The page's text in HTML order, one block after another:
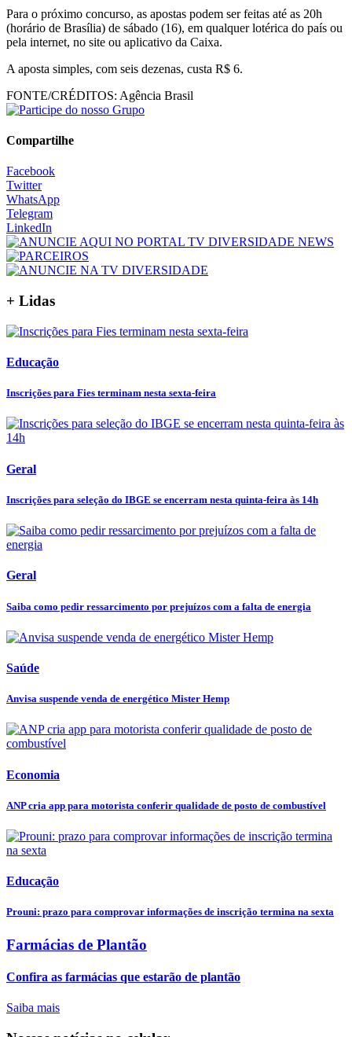
Para o próximo concurso, as apostas podem ser feitas até as 20h
(horário de Brasília) de sábado (16), em qualquer lotérica do país ou
pela internet, no site ou aplicativo da Caixa.
A aposta simples, com seis dezenas, custa R$ 6.
FONTE/CRÉDITOS: Agência Brasil
Compartilhe
Facebook
Twitter
WhatsApp
Telegram
LinkedIn
+ Lidas
Educação
Inscrições para Fies terminam nesta sexta-feira
Geral
Inscrições para seleção do IBGE se encerram nesta quinta-feira às 14h
Geral
Saiba como pedir ressarcimento por prejuízos com a falta de energia
Saúde
Anvisa suspende venda de energético Mister Hemp
Economia
ANP cria app para motorista conferir qualidade de posto de combustível
Educação
Prouni: prazo para comprovar informações de inscrição termina na sexta
Farmácias de Plantão
Confira as farmácias que estarão de plantão
Saiba mais